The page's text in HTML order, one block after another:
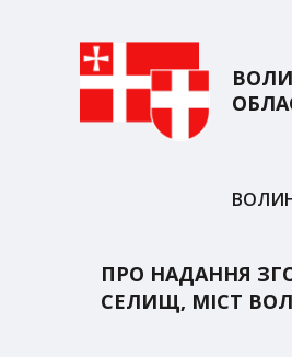
ПРО НАДАННЯ
СЕЛИЩ, МІСТ